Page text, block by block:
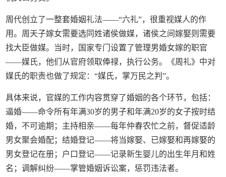
周代创立了一整套婚姻礼法——“六礼”，很重视媒人的作
用。周天子嫁女需要选同姓诸侯做媒，诸侯之间嫁娶则需要
找大臣做媒。当时，国家专门设置了管理男婚女嫁的职官
——媒氏，他们从官府领取俸禄，执行公务。《周礼》中对
媒氏的职责也做了规定：“媒氏，掌万民之判”。
具体来说，官媒的工作内容贯穿了婚姻的各个环节，包括：
逼婚——命令所有年满30岁的男子和年满20岁的女子按时结
婚，不可逾期；主持相亲——每年仲春农忙之前，督促适龄
男女聚会婚配；结婚登记——将当嫁娶、已嫁娶和再嫁娶的
男女登记在册；户口登记——记录新生婴儿的出生年月和姓
名；调解纠纷——掌管婚姻诉讼案，惩罚违法者。